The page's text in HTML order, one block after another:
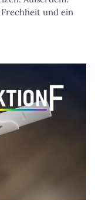
und ein